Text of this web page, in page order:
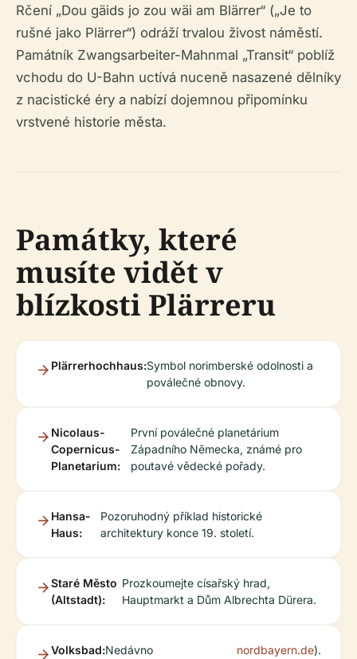
Rčení „Dou gäids jo zou wäi am Blärrer“ („Je to
rušné jako Plärrer“) odráží trvalou živost náměstí.
Památník Zwangsarbeiter-Mahnmal „Transit“ poblíž
vchodu do U-Bahn uctívá nuceně nasazené dělníky
z nacistické éry a nabízí dojemnou připomínku
vrstvené historie města.
Památky, které
musíte vidět v
blízkosti Plärreru
Plärrerhochhaus:Symbol norimberské odolnosti a
poválečné obnovy.
Nicolaus-
Copernicus-
Planetarium:
První poválečné planetárium
Západního Německa, známé pro
poutavé vědecké pořady.
Hansa-
Haus:
Pozoruhodný příklad historické
architektury konce 19. století.
Staré Město
(Altstadt):
Prozkoumejte císařský hrad,
Hauptmarkt a Dům Albrechta Dürera.
Volksbad:Nedávno
nordbayern.de).